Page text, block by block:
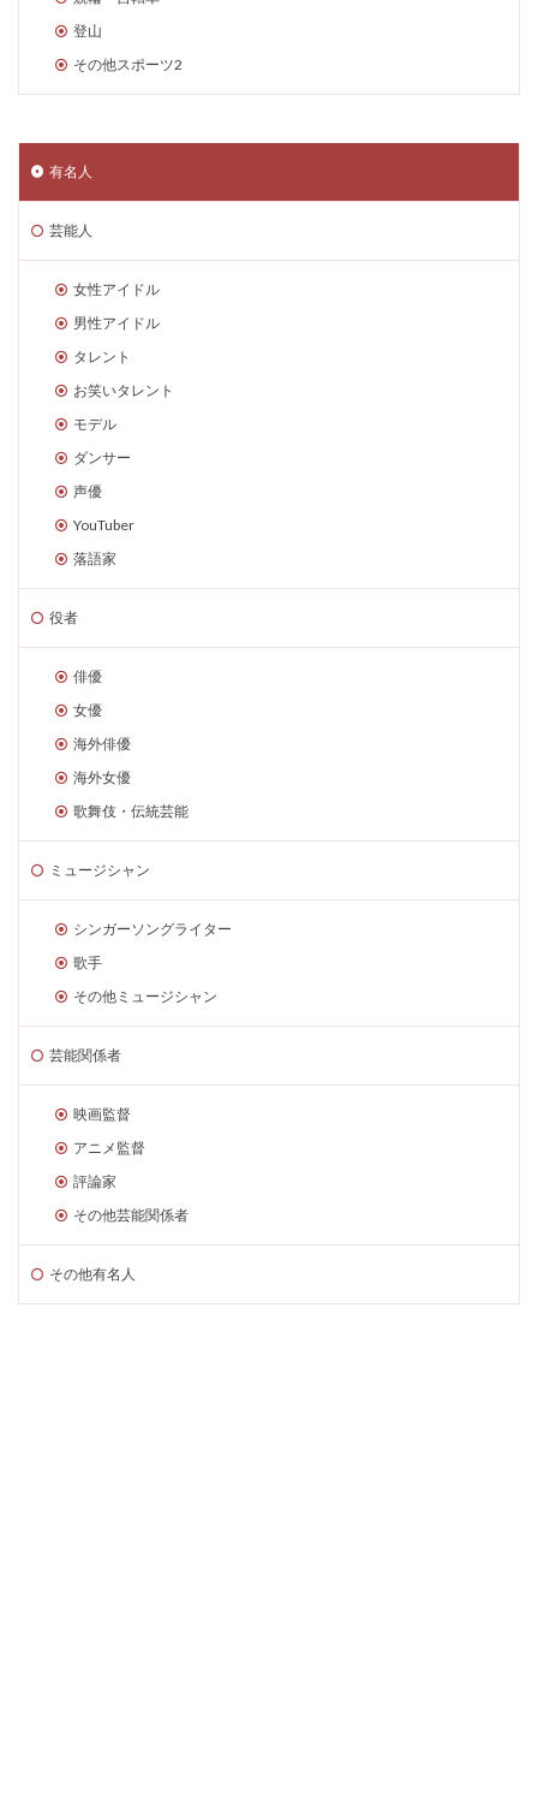
登山
その他スポーツ2
有名人
芸能人
女性アイドル
男性アイドル
タレント
お笑いタレント
モデル
ダンサー
声優
YouTuber
落語家
役者
俳優
女優
海外俳優
海外女優
歌舞伎・伝統芸能
ミュージシャン
シンガーソングライター
歌手
その他ミュージシャン
芸能関係者
映画監督
アニメ監督
評論家
その他芸能関係者
その他有名人